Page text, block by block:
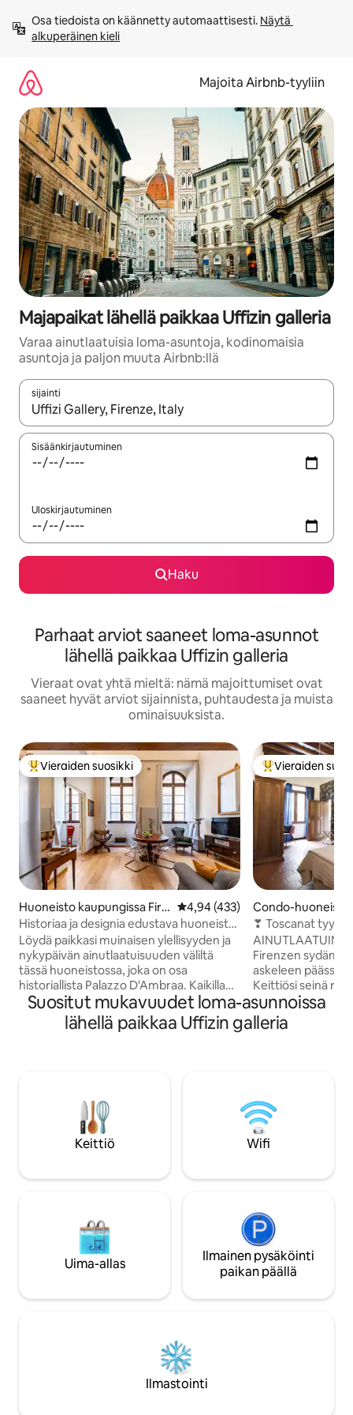
sisältö
väliin
Osa tiedoista on käännetty automaattisesti. Näytä
alkuperäinen kieli
Majoita Airbnb-tyyliin
Majapaikat lähellä paikkaa Uffizin galleria
Varaa ainutlaatuisia loma-asuntoja, kodinomaisia
asuntoja ja paljon muuta Airbnb:llä
sijainti
Kun tulokset ovat saatavilla, navigoi ylös- ja alas-
Sisäänkirjautuminen
Uloskirjautuminen
Haku
Parhaat arviot saaneet loma-asunnot
lähellä paikkaa Uffizin galleria
Vieraat ovat yhtä mieltä: nämä majoittumiset ovat
saaneet hyvät arviot sijainnista, puhtaudesta ja muista
ominaisuuksista.
Vieraiden suosikkien parhaimmistoa
Vieraiden suosikki
Huoneisto kaupungissa Fire
nze
Keskimääräinen arvio 4,94/5,
4,94 (433)
Historiaa ja designia edustava huoneisto
lähellä Duomoa
Löydä paikkasi muinaisen ylellisyyden ja
nykypäivän ainutlaatuisuuden väliltä
tässä huoneistossa, joka on osa
historiallista Palazzo D'Ambraa. Kaikilla
mukavuuksilla varustettu asunto kiehtoo
korkeilla kattoillaan, joissa on säilytetty
alkuperäiset koristeet, ja hienostuneella
ammattimaiset palvelut:
ammattimainen siivouspalvelu,
yksityisyys, valvontakamerat
rakennuksessa, 180 °C:ssa desinfioidut
ainutlaatuinen korkeiden ja koristeltujen
tämän ympäristön erinomaisilla
palveluilla tarjotakseen maksimaalisen
mukavuuden työmatkailijoille (wifi on
täydellinen, vaikka rakennus on
käytännöllisyyden ja tyylikkyyden
airbnb-chatin, sähköpostin, puhelimen,
tekstiviestien ja whatsappin kautta Via
de' Contin alue on erittäin tyylikäs ja siellä
Vieraiden
Vieraiden
Condo-huoneisto
ssa Firenze
❣ Toscanat tyylit
mukavuudet
Firenzen
askeleen päässä
Keittiösi seinä
Yksityinen
yksinoikeudella. MUKAVUUS:
Maalaistyylinen
Ilmastointi
vaimentavat ikkunat.
Suuri olohuone,
(Netflix/Prime
Suositut mukavuudet loma-asunnoissa
lähellä paikkaa Uffizin galleria
Keittiö Wifi
Uima-allas
Ilmainen pysäköinti
paikan päällä
Ilmastointi